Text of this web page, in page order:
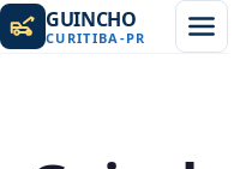
GUINCHO
CURITIBA -PR